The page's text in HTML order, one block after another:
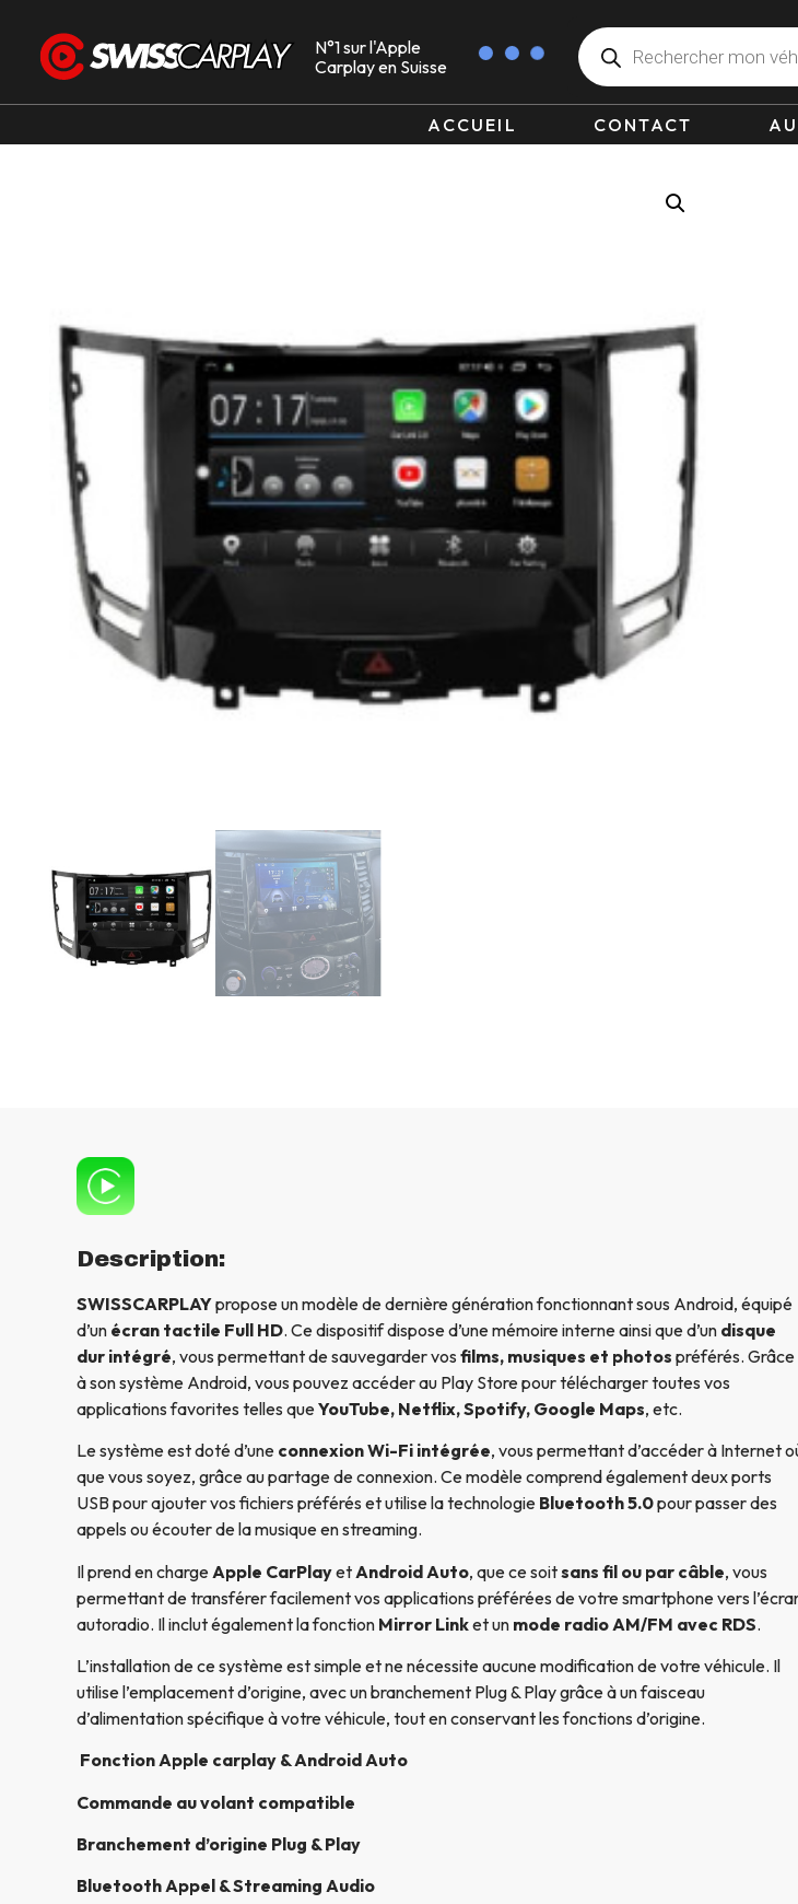
N°1 sur l'Apple
Carplay en Suisse
ACCUEIL CONTACT
Description:
SWISSCARPLAYpropose un modèle de dernière génération fonctionnant sous Android, équipé
d’un écran tactile Full HD. Ce dispositif dispose d’une mémoire interne ainsi que d’un disque
dur intégré, vous permettant de sauvegarder vos films, musiques et photos préférés. Grâce
à son système Android, vous pouvez accéder au Play Store pour télécharger toutes vos
applications favorites telles queYouTube, Netflix, Spotify, Google Maps, etc.
Le système est doté d’une connexion Wi-Fi intégrée, vous permettant d’accéder à Internet
que vous soyez, grâce au partage de connexion. Ce modèle comprend également deux ports
USB pour ajouter vos fichiers préférés et utilise la technologie Bluetooth 5.0pour passer des
appels ou écouter de la musique en streaming.
Il prend en charge Apple CarPlayet Android Auto, que ce soitsans fil ou par câble, vous
permettant de transférer facilement vos applications préférées de votre smartphone vers
autoradio. Il inclut également la fonction Mirror Linket un mode radio AM/FM avec RDS.
L’installation de ce système est simple et ne nécessite aucune modification de votre véhicule. Il
utilise l’emplacement d’origine, avec un branchement Plug & Play grâce à un faisceau
d’alimentation spécifique à votre véhicule, tout en conservant les fonctions d’origine.
Fonction Apple carplay & Android Auto
Commande au volant compatible
Branchement d’origine Plug & Play
Bluetooth Appel & Streaming Audio